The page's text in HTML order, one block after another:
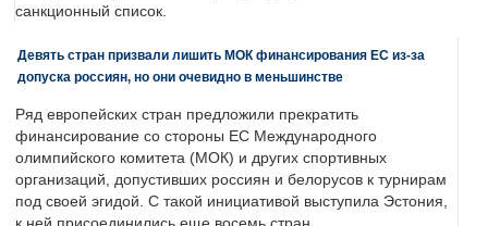
санкционный список.
Девять стран призвали лишить МОК финансирования ЕС из-за
допуска россиян, но они очевидно в меньшинстве
Ряд европейских стран предложили прекратить
финансирование со стороны ЕС Международного
олимпийского комитета (МОК) и других спортивных
организаций, допустивших россиян и белорусов к турнирам
под своей эгидой. С такой инициативой выступила Эстония,